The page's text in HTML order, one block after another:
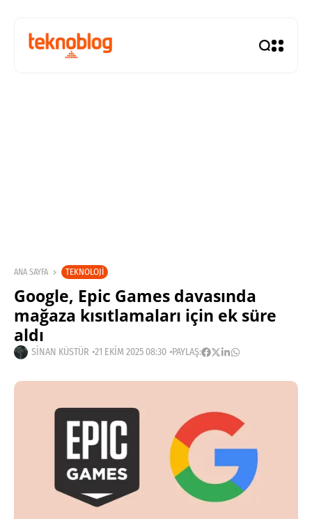
ANA SAYFA TEKNOLOJI
Google, Epic Games davasında
mağaza kısıtlamaları için ek süre
aldı
SINAN KÜSTÜR 21 EKIM 2025 08:30 PAYLAŞ: